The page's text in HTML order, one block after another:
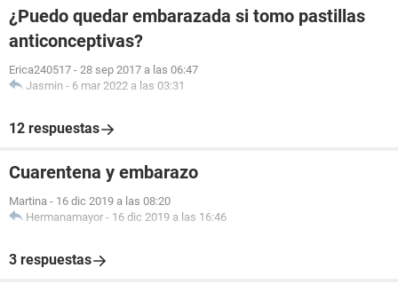
¿Puedo quedar embarazada si tomo pastillas
anticonceptivas?
Erica240517 - 28 sep 2017 a las 06:47
Jasmin - 6 mar 2022 a las 03:31
12 respuestas
Cuarentena y embarazo
Martina - 16 dic 2019 a las 08:20
Hermanamayor - 16 dic 2019 a las 16:46
3 respuestas